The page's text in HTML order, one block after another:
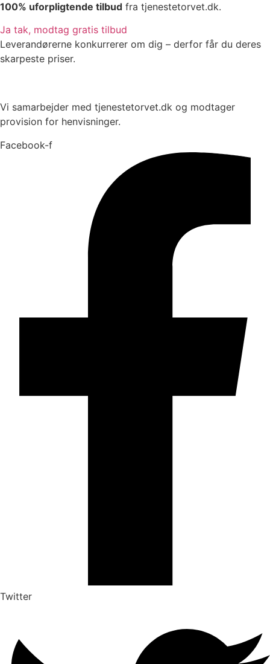
100% uforpligtende tilbud fra tjenestetorvet.dk.
Ja tak, modtag gratis tilbud
Leverandørerne konkurrerer om dig – derfor får du deres
skarpeste priser.
Vi samarbejder med tjenestetorvet.dk og modtager
provision for henvisninger.
Facebook-f
Twitter